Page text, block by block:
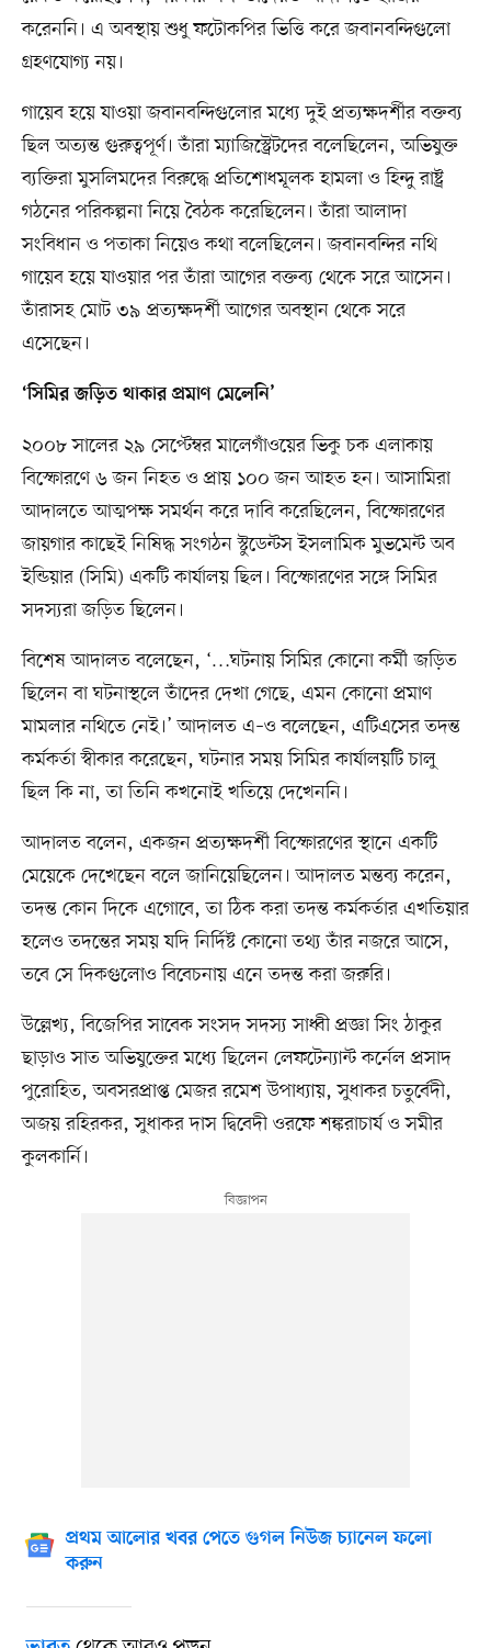
করেননি। এ অবস্থায় শুধু ফটোকপির ভিত্তি করে জবানবন্দিগুলো
গ্রহণযোগ্য নয়।
গায়েব হয়ে যাওয়া জবানবন্দিগুলোর মধ্যে দুই প্রত্যক্ষদর্শীর বক্তব্য
ছিল অত্যন্ত গুরুত্বপূর্ণ। তাঁরা ম্যাজিস্ট্রেটদের বলেছিলেন, অভিযুক্ত
ব্যক্তিরা মুসলিমদের বিরুদ্ধে প্রতিশোধমূলক হামলা ও হিন্দু রাষ্ট্র
গঠনের পরিকল্পনা নিয়ে বৈঠক করেছিলেন। তাঁরা আলাদা
সংবিধান ও পতাকা নিয়েও কথা বলেছিলেন। জবানবন্দির নথি
গায়েব হয়ে যাওয়ার পর তাঁরা আগের বক্তব্য থেকে সরে আসেন।
তাঁরাসহ মোট ৩৯ প্রত্যক্ষদর্শী আগের অবস্থান থেকে সরে
এসেছেন।
‘সিমির জড়িত থাকার প্রমাণ মেলেনি’
২০০৮ সালের ২৯ সেপ্টেম্বর মালেগাঁওয়ের ভিকু চক এলাকায়
বিস্ফোরণে ৬ জন নিহত ও প্রায় ১০০ জন আহত হন। আসামিরা
আদালতে আত্মপক্ষ সমর্থন করে দাবি করেছিলেন, বিস্ফোরণের
জায়গার কাছেই নিষিদ্ধ সংগঠন স্টুডেন্টস ইসলামিক মুভমেন্ট অব
ইন্ডিয়ার (সিমি) একটি কার্যালয় ছিল। বিস্ফোরণের সঙ্গে সিমির
সদস্যরা জড়িত ছিলেন।
বিশেষ আদালত বলেছেন, ‘…ঘটনায় সিমির কোনো কর্মী জড়িত
ছিলেন বা ঘটনাস্থলে তাঁদের দেখা গেছে, এমন কোনো প্রমাণ
মামলার নথিতে নেই।’ আদালত এ–ও বলেছেন, এটিএসের তদন্ত
কর্মকর্তা স্বীকার করেছেন, ঘটনার সময় সিমির কার্যালয়টি চালু
ছিল কি না, তা তিনি কখনোই খতিয়ে দেখেননি।
আদালত বলেন, একজন প্রত্যক্ষদর্শী বিস্ফোরণের স্থানে একটি
মেয়েকে দেখেছেন বলে জানিয়েছিলেন। আদালত মন্তব্য করেন,
তদন্ত কোন দিকে এগোবে, তা ঠিক করা তদন্ত কর্মকর্তার এখতিয়ার
হলেও তদন্তের সময় যদি নির্দিষ্ট কোনো তথ্য তাঁর নজরে আসে,
তবে সে দিকগুলোও বিবেচনায় এনে তদন্ত করা জরুরি।
উল্লেখ্য, বিজেপির সাবেক সংসদ সদস্য সাধ্বী প্রজ্ঞা সিং ঠাকুর
ছাড়াও সাত অভিযুক্তের মধ্যে ছিলেন লেফটেন্যান্ট কর্নেল প্রসাদ
পুরোহিত, অবসরপ্রাপ্ত মেজর রমেশ উপাধ্যায়, সুধাকর চতুর্বেদী,
অজয় রহিরকর, সুধাকর দাস দ্বিবেদী ওরফে শঙ্করাচার্য ও সমীর
কুলকার্নি।
প্রথম আলোর খবর পেতে গুগল নিউজ চ্যানেল ফলো
করুন